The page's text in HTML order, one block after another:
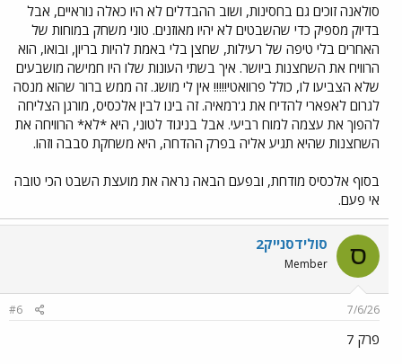
סולאנה זוכים גם בחסינות, ושוב ההבדלים לא היו כאלה נוראיים, אבל
בדיוק מספיק כדי שהשבטים לא יהיו מאוזנים. טוני משחק במוחות של
האחרים בלי טיפה של רעילות, שחצן בלי באמת להיות בריון, ובואו, הוא
הרוויח את השחצנות ביושר. איך בשתי העונות שלו היו חמישה מושבעים
שלא הצביעו לו, כולל פרוואטי!!!!! אין לי מושג. זה ממש ברור שהוא מנסה
לגרום לאפארי להדיח את ג'רמאיה. זה בינו לבין אלכסיס, מורגן הצליחה
להפוך את עצמה למוח רביעי. אבל בניגוד לטוני, היא *לא* הרוויחה את
השחצנות שהיא תגיע אליה בפרק ההדחה, היא משחקת סבבה וזהו.
בסוף אלכסיס מודחת, ובפעם הבאה נראה את מועצת השבט הכי טובה
אי פעם.
ס סולידסנייק2
Member
7/6/26
#6
פרק 7